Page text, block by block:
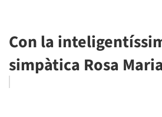
Con la
simpàtica Rosa